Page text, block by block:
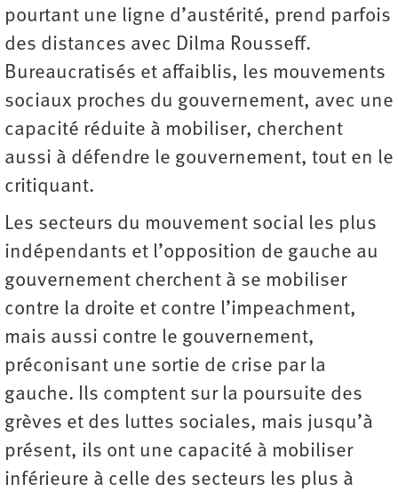
pourtant une ligne d’austérité, prend parfois
des distances avec Dilma Rousseff.
Bureaucratisés et affaiblis, les mouvements
sociaux proches du gouvernement, avec une
capacité réduite à mobiliser, cherchent
aussi à défendre le gouvernement, tout en le
critiquant.
Les secteurs du mouvement social les plus
indépendants et l’opposition de gauche au
gouvernement cherchent à se mobiliser
contre la droite et contre l’impeachment,
mais aussi contre le gouvernement,
préconisant une sortie de crise par la
gauche. Ils comptent sur la poursuite des
grèves et des luttes sociales, mais jusqu’à
présent, ils ont une capacité à mobiliser
inférieure à celle des secteurs les plus à